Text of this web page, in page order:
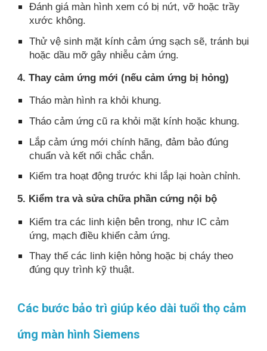
Đánh giá màn hình xem có bị nứt, vỡ hoặc trầy
xước không.
Thử vệ sinh mặt kính cảm ứng sạch sẽ, tránh bụi
hoặc dầu mỡ gây nhiễu cảm ứng.
4. Thay cảm ứng mới (nếu cảm ứng bị hỏng)
Tháo màn hình ra khỏi khung.
Tháo cảm ứng cũ ra khỏi mặt kính hoặc khung.
Lắp cảm ứng mới chính hãng, đảm bảo đúng
chuẩn và kết nối chắc chắn.
Kiểm tra hoạt động trước khi lắp lại hoàn chỉnh.
5. Kiểm tra và sửa chữa phần cứng nội bộ
Kiểm tra các linh kiện bên trong, như IC cảm
ứng, mạch điều khiển cảm ứng.
Thay thế các linh kiện hỏng hoặc bị cháy theo
đúng quy trình kỹ thuật.
Các bước bảo trì giúp kéo dài tuổi thọ cảm
ứng màn hình Siemens